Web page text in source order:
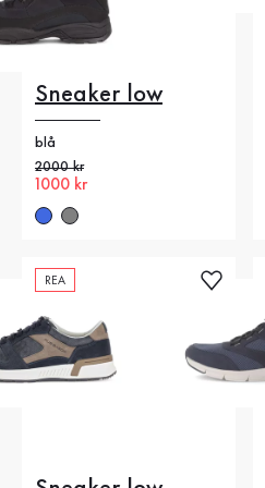
Sneaker low
blå
Gammalt pris
2000 kr
Nytt pris
1000 kr
REA